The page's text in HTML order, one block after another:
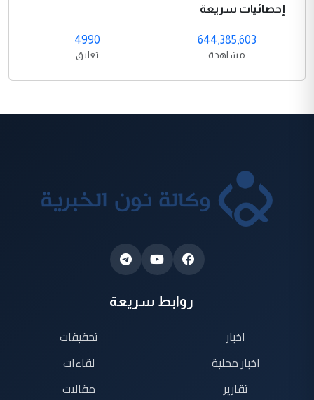
إحصائيات سريعة
644,385,603
مشاهدة
4990
تعليق
روابط سريعة
اخبار
اخبار محلية
تقارير
تحقيقات
لقاءات
مقالات